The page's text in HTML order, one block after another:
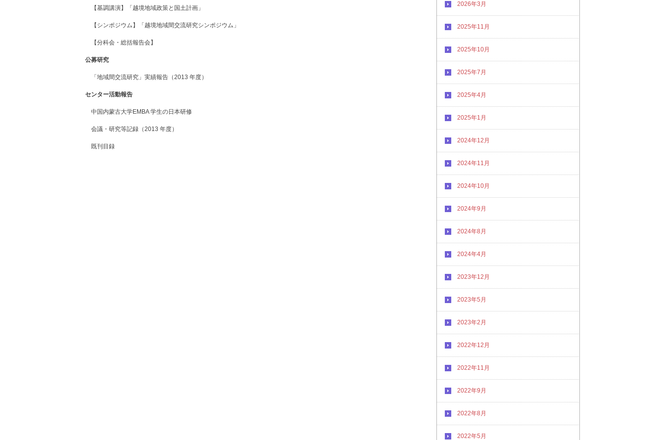
【基調講演】「越境地域政策と国土計画」
【シンポジウム】「越境地域間交流研究シンポジウム」
【分科会・総括報告会】
公募研究
「地域間交流研究」実績報告（2013 年度）
センター活動報告
中国内蒙古大学EMBA 学生の日本研修
会議・研究等記録（2013 年度）
既刊目録
2026年3月
2025年11月
2025年10月
2025年7月
2025年4月
2025年1月
2024年12月
2024年11月
2024年10月
2024年9月
2024年8月
2024年4月
2023年12月
2023年5月
2023年2月
2022年12月
2022年11月
2022年9月
2022年8月
2022年5月